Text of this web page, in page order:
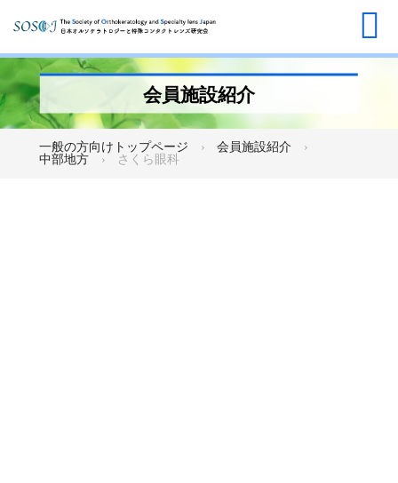
会員施設紹介
一般の方向けトップページ
会員施設紹介
中部地方
さくら眼科